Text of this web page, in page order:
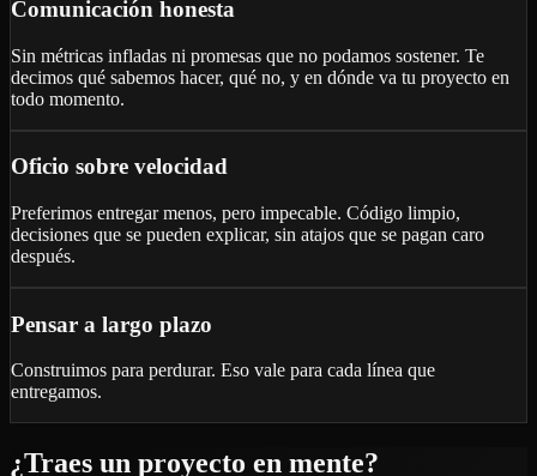
Comunicación honesta
Sin métricas infladas ni promesas que no podamos sostener. Te
decimos qué sabemos hacer, qué no, y en dónde va tu proyecto en
todo momento.
Oficio sobre velocidad
Preferimos entregar menos, pero impecable. Código limpio,
decisiones que se pueden explicar, sin atajos que se pagan caro
después.
Pensar a largo plazo
Construimos para perdurar. Eso vale para cada línea que
entregamos.
¿Traes un proyecto en mente?